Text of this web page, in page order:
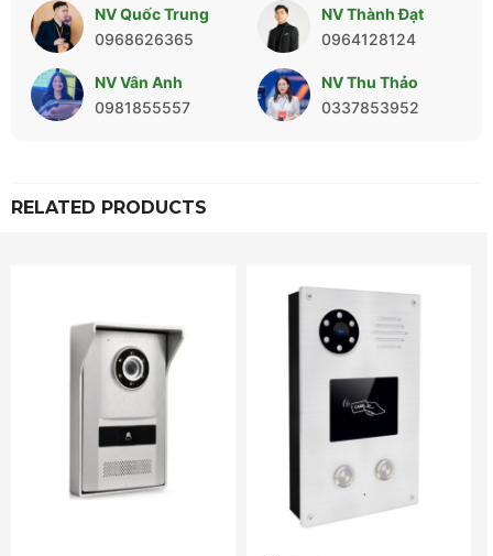
NV Quốc Trung
0968626365
NV Thành Đạt
0964128124
NV Vân Anh
0981855557
NV Thu Thảo
0337853952
RELATED PRODUCTS